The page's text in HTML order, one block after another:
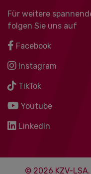
Für weitere
folgen Sie uns auf
Facebook
Instagram
TikTok
Youtube
LinkedIn
© 2026 KZV-